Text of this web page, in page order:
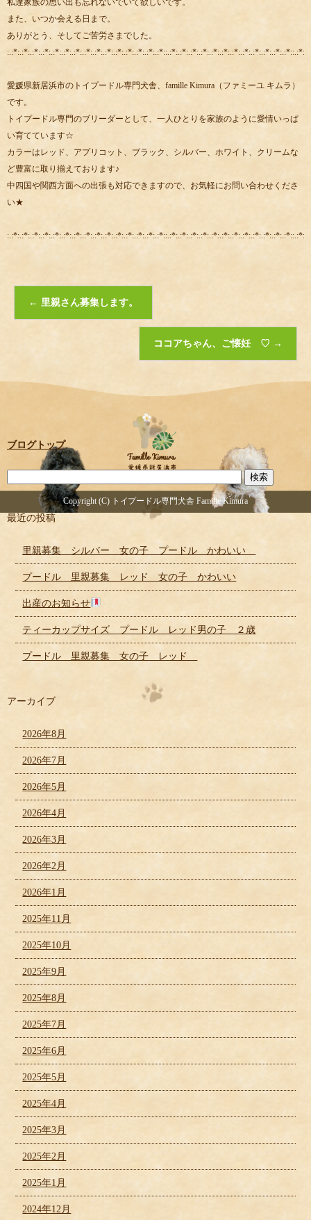
また、いつか会える日まで。
ありがとう、そしてご苦労さまでした。
:.:*:.:*:.:*:.:*:.:*:.:*:.:*:.:*:.:*:.:*:.:*:.:*:.:*:.:*:.:*::.:*:.:*:.:*:.:*:.:*:.:*:.:*:.:*:.:*:.:*:.:*:.:*::.:*:.:
愛媛県新居浜市のトイプードル専門犬舎、famille Kimura（ファミーユ キムラ）
です。
トイプードル専門のブリーダーとして、一人ひとりを家族のように愛情いっぱ
い育てています☆
カラーはレッド、アプリコット、ブラック、シルバー、ホワイト、クリームな
ど豊富に取り揃えております♪
中四国や関西方面への出張も対応できますので、お気軽にお問い合わせくださ
い★
:.:*:.:*:.:*:.:*:.:*:.:*:.:*:.:*:.:*:.:*:.:*:.:*:.:*:.:*:.:*::.:*:.:*:.:*:.:*:.:*:.:*:.:*:.:*:.:*:.:*:.:*:.:*::.:*:.:
← 里親さん募集します。
ココアちゃん、ご懐妊 ♡ →
Copyright (C) トイプードル専門犬舎 Famille Kimura
ブログトップ
最近の投稿
里親募集 シルバー 女の子 プードル かわいい
プードル 里親募集 レッド 女の子 かわいい
出産のお知らせ
ティーカップサイズ プードル レッド男の子 ２歳
プードル 里親募集 女の子 レッド
アーカイブ
2026年8月
2026年7月
2026年5月
2026年4月
2026年3月
2026年2月
2026年1月
2025年11月
2025年10月
2025年9月
2025年8月
2025年7月
2025年6月
2025年5月
2025年4月
2025年3月
2025年2月
2025年1月
2024年12月